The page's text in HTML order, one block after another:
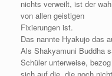
nichts verweilt, ist der
von allen geistigen
Fixierungen ist.
Das nannte Hyakujo das
Als Shakyamuni Buddha
Schüler unterweise,